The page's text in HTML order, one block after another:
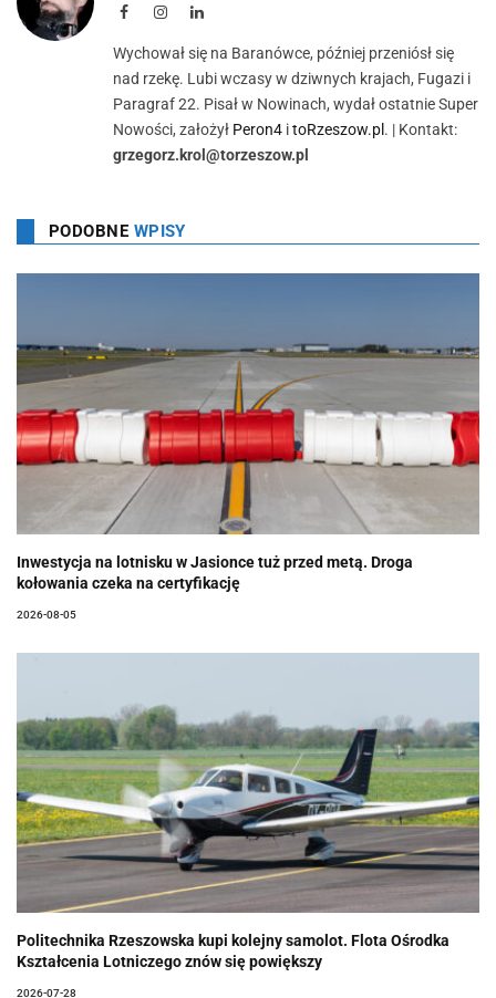
FacebookInstagramLinkedIn
Wychował się na Baranówce, później przeniósł się
nad rzekę. Lubi wczasy w dziwnych krajach, Fugazi i
Paragraf 22. Pisał w Nowinach, wydał ostatnie Super
Nowości, założył Peron4 itoRzeszow.pl . | Kontakt:
grzegorz.krol@torzeszow.pl
PODOBNE WPISY
Inwestycja na lotnisku w Jasionce tuż przed metą. Droga
kołowania czeka na certyfikację
2026-08-05
Politechnika Rzeszowska kupi kolejny samolot. Flota Ośrodka
Kształcenia Lotniczego znów się powiększy
2026-07-28